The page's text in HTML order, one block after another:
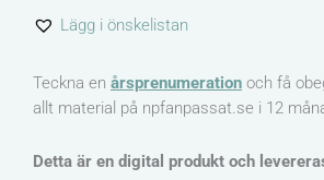
mängdLägg i önskelistan
Teckna en årsprenumeration och få
allt material på npfanpassat.se i 12
Detta är en digital produkt och